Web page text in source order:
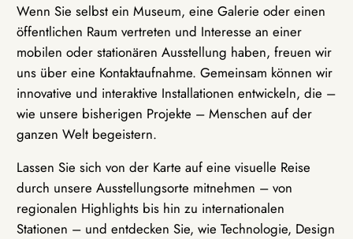
Wenn Sie selbst ein Museum, eine Galerie oder einen
öffentlichen Raum vertreten und Interesse an einer
mobilen oder stationären Ausstellung haben, freuen wir
uns über eine Kontaktaufnahme. Gemeinsam können wir
innovative und interaktive Installationen entwickeln, die –
wie unsere bisherigen Projekte – Menschen auf der
ganzen Welt begeistern.
Lassen Sie sich von der Karte auf eine visuelle Reise
durch unsere Ausstellungsorte mitnehmen – von
regionalen Highlights bis hin zu internationalen
Stationen – und entdecken Sie, wie Technologie, Design